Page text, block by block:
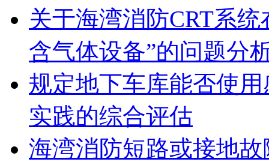
关于海湾消防CRT系
含气体设备”的问题分
规定地下车库能否使
实践的综合评估
海湾消防短路或接地